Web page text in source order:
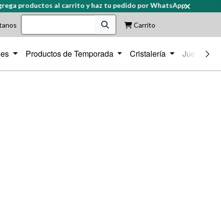
productos al carrito y haz tu pedido por WhatsApp
Carrito
Productos de Temporada Cristalería Juegos